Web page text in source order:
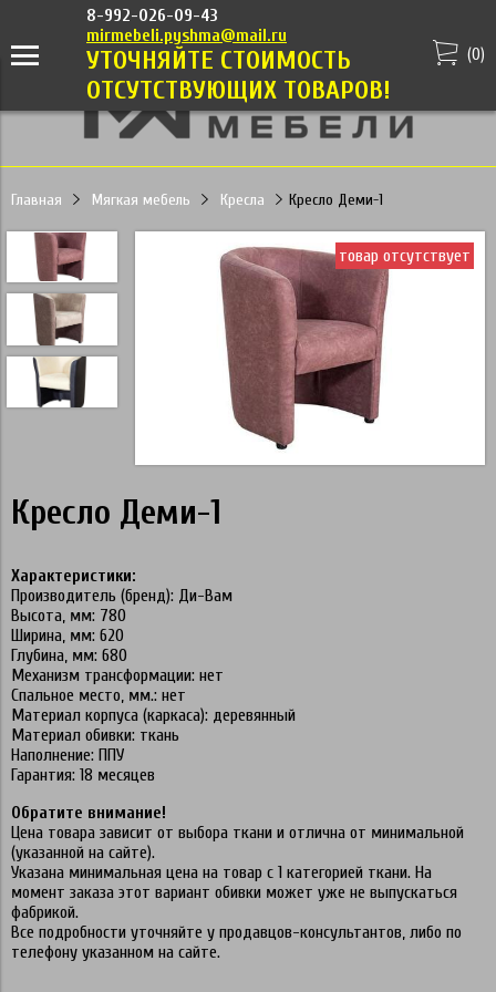
8-992-026-09-43
mirmebeli.pyshma@mail.ru
УТОЧНЯЙТЕ СТОИМОСТЬ
ОТСУТСТВУЮЩИХ ТОВАРОВ!
(0)
Главная Мягкая мебель Кресла Кресло Деми-1
товар отсутствует
Кресло Деми-1
Характеристики:
Производитель (бренд): Ди-Вам
Высота, мм: 780
Ширина, мм: 620
Глубина, мм: 680
Механизм трансформации: нет
Спальное место, мм.: нет
Материал корпуса (каркаса): деревянный
Материал обивки: ткань
Наполнение: ППУ
Гарантия: 18 месяцев
Обратите внимание!
Цена товара зависит от выбора ткани и отлична от минимальной
(указанной на сайте).
Указана минимальная цена на товар с 1 категорией ткани. На
момент заказа этот вариант обивки может уже не выпускаться
фабрикой.
Все подробности уточняйте у продавцов-консультантов, либо по
телефону указанном на сайте.